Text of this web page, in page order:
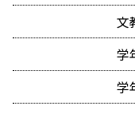
文
学
学